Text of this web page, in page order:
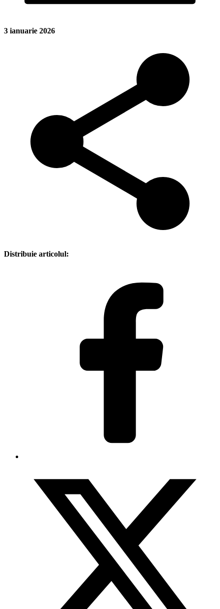
3 ianuarie 2026
Distribuie articolul: